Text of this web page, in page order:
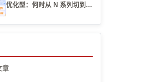
优化型：何时从 N 系列切到 C
章